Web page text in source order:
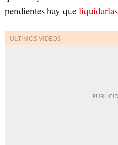
pendientes hay que liquidarlas